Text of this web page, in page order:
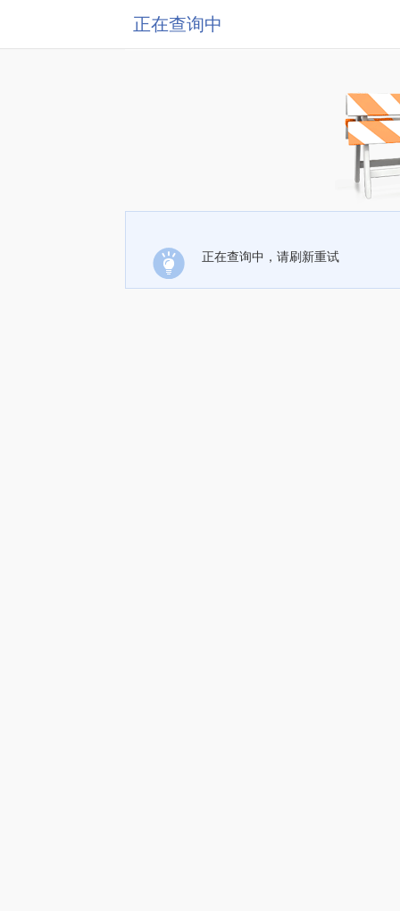
正在查询中
正在查询中，请刷新重试